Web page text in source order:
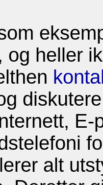
og heller
E-
alt